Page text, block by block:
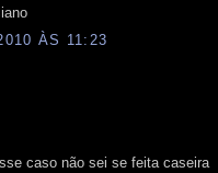
ÀS 11:23
caso não sei se feita caseira